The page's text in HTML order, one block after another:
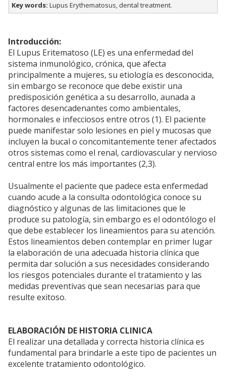
Key words: Lupus Erythematosus, dental treatment.
Introducción:
El Lupus Eritematoso (LE) es una enfermedad del
sistema inmunológico, crónica, que afecta
principalmente a mujeres, su etiología es desconocida,
sin embargo se reconoce que debe existir una
predisposición genética a su desarrollo, aunada a
factores desencadenantes como ambientales,
hormonales e infecciosos entre otros (1). El paciente
puede manifestar solo lesiones en piel y mucosas que
incluyen la bucal o concomitantemente tener afectados
otros sistemas como el renal, cardiovascular y nervioso
central entre los más importantes (2,3).
Usualmente el paciente que padece esta enfermedad
cuando acude a la consulta odontológica conoce su
diagnóstico y algunas de las limitaciones que le
produce su patología, sin embargo es el odontólogo el
que debe establecer los lineamientos para su atención.
Estos lineamientos deben contemplar en primer lugar
la elaboración de una adecuada historia clínica que
permita dar solución a sus necesidades considerando
los riesgos potenciales durante el tratamiento y las
medidas preventivas que sean necesarias para que
resulte exitoso.
ELABORACIÓN DE HISTORIA CLINICA
El realizar una detallada y correcta historia clínica es
fundamental para brindarle a este tipo de pacientes un
excelente tratamiento odontológico.